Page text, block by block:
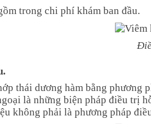
trong chi phí khám ban đầu.
thái dương hàm bằng phương
là những biện pháp điều trị
không phải là phương pháp